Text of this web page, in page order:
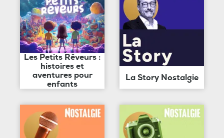
Les Petits Rêveurs :
histoires et
aventures pour
enfants
La Story Nostalgie